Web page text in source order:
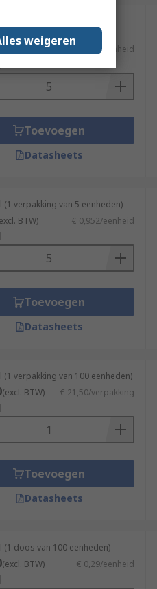
€ 0,952/eenheid
Toevoegen
Datasheets
(1 verpakking van 5 eenheden)
BTW) € 0,952/eenheid
Toevoegen
Datasheets
(1 verpakking van 100 eenheden)
(excl. BTW) € 21,50/verpakking
Toevoegen
Datasheets
(1 doos van 100 eenheden)
(excl. BTW) € 0,29/eenheid
weigeren